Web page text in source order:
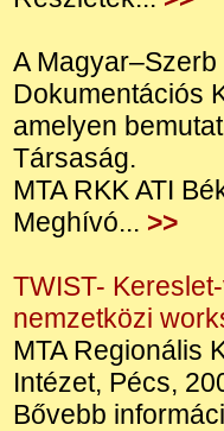
A
Dokumentációs
amelyen
Társaság.
MTA RKK ATI
Meghívó... >>
TWIST-
nemzetközi
MTA Regionális
Intézet, Pécs,
Bővebb